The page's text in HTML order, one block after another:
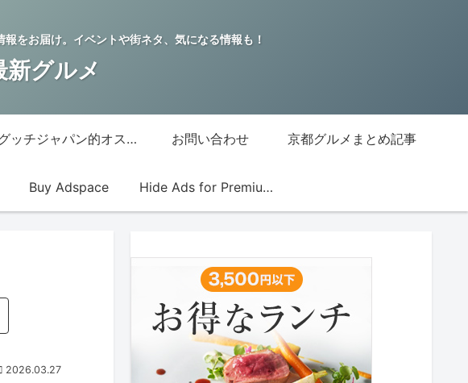
をお届け。イベントや街ネタ、気になる情報も！
グルメ
グッチジャパン的オススメ店 お問い合わせ 京都グルメまとめ記事
Buy Adspace Hide Ads for Premium Members
2026.03.27